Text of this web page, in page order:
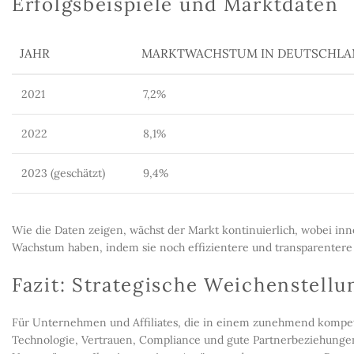
JAHR MARKTWACHSTUM IN
2021 7,2%
2022 8,1%
2023 (geschätzt) 9,4%
Wie die Daten zeigen, wächst der Markt kontinuierlich, wobei
Wachstum haben, indem sie noch effizientere und
Fazit: Strategische
Für Unternehmen und Affiliates, die in einem zunehmend
Technologie, Vertrauen, Compliance und gute